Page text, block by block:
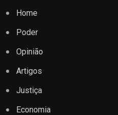
Home
Poder
Opinião
Artigos
Justiça
Economia